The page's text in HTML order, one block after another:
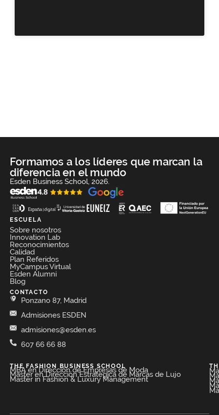
Formamos a los líderes que marcan la
diferencia en el mundo
Esden Business School, 2026.
ESCUELA
Sobre nosotros
Innovation Lab
Reconocimientos
Calidad
Plan Referidos
MyCampus Virtual
Esden Alumni
Blog
CONTACTO
Ponzano 87, Madrid
Admisiones ESDEN
admisiones@esden.es
607 66 66 88
THE FASHION BUSINESS SCHOOL​
MBA en Dirección de Empresas de Moda​
Máster en Dirección Estratégica de Marcas de Lujo
Master in Fashion & Luxury Management